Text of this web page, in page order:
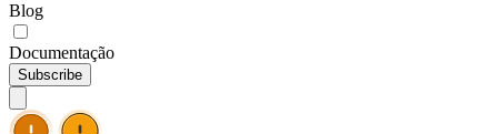
Blog
Documentação
Subscribe